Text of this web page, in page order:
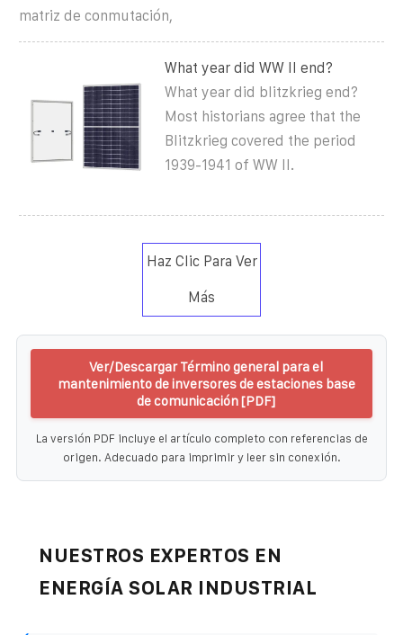
matriz de conmutación,
What year did WW II end?
What year did blitzkrieg end?
Most historians agree that the
Blitzkrieg covered the period
1939-1941 of WW II.
Haz Clic Para Ver
Más
Ver/Descargar Término general para el
mantenimiento de inversores de estaciones base
de comunicación [PDF]
La versión PDF incluye el artículo completo con referencias de
origen. Adecuado para imprimir y leer sin conexión.
NUESTROS EXPERTOS EN
ENERGÍA SOLAR INDUSTRIAL